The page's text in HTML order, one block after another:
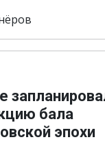
бала
эпохи